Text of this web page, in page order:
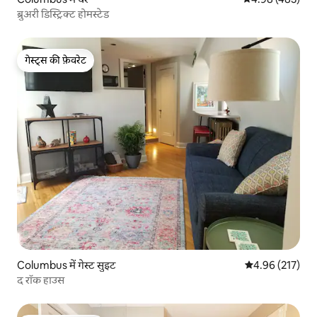
ब्रुअरी डिस्ट्रिक्ट होमस्टेड
गेस्ट्स की फ़ेवरेट
गेस्ट्स की फ़ेवरेट
Columbus में गेस्ट सुइट औसत रेटिंग 5 में से
4.96 (217)
द रॉक हाउस